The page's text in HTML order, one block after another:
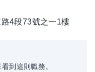
4段73號之一1樓
到這則職務。